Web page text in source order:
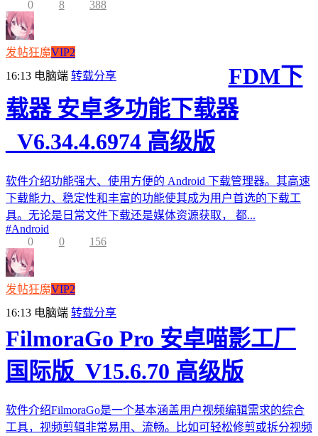
0
8 388
发帖狂魔VIP2
16:13 电脑端 转载分享
FDM下
载器 安卓多功能下载器
_V6.34.4.6974 高级版
软件介绍功能强大、使用方便的 Android 下载管理器。其高速
下载能力、稳定性和丰富的功能使其成为用户首选的下载工
具。无论是日常文件下载还是媒体资源获取， 都...
#Android
0
0 156
发帖狂魔VIP2
16:13 电脑端 转载分享
FilmoraGo Pro 安卓喵影工厂
国际版_V15.6.70 高级版
软件介绍FilmoraGo是一个基本涵盖用户视频编辑需求的综合
工具，视频剪辑非常易用、流畅。比如可轻松修剪或拆分视频